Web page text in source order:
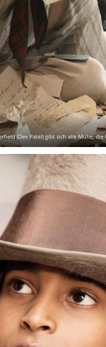
(Dev Patel) gibt sich alle Mühe,